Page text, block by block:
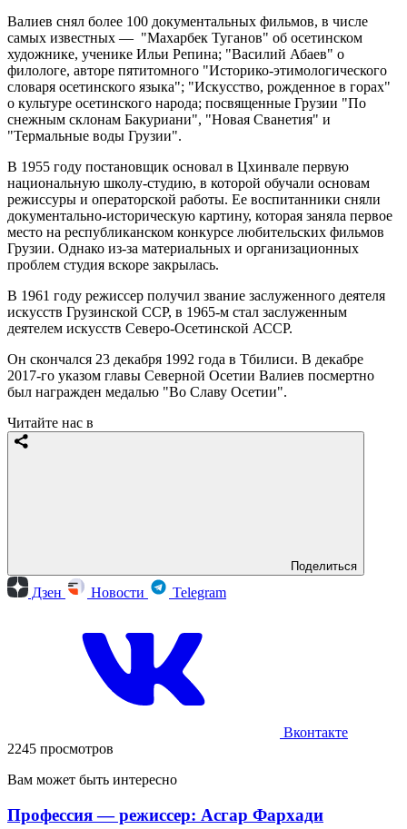
Валиев снял более 100 документальных фильмов, в числе
самых известных — "Махарбек Туганов" об осетинском
художнике, ученике Ильи Репина; "Василий Абаев" о
филологе, авторе пятитомного "Историко-этимологического
словаря осетинского языка"; "Искусство, рожденное в горах"
о культуре осетинского народа; посвященные Грузии "По
снежным склонам Бакуриани", "Новая Сванетия" и
"Термальные воды Грузии".
В 1955 году постановщик основал в Цхинвале первую
национальную школу-студию, в которой обучали основам
режиссуры и операторской работы. Ее воспитанники сняли
документально-историческую картину, которая заняла первое
место на республиканском конкурсе любительских фильмов
Грузии. Однако из-за материальных и организационных
проблем студия вскоре закрылась.
В 1961 году режиссер получил звание заслуженного деятеля
искусств Грузинской ССР, в 1965-м стал заслуженным
деятелем искусств Северо-Осетинской АССР.
Он скончался 23 декабря 1992 года в Тбилиси. В декабре
2017-го указом главы Северной Осетии Валиев посмертно
был награжден медалью "Во Славу Осетии".
Читайте нас в
Поделиться
Дзен Новости Telegram
Вконтакте
2245 просмотров
Вам может быть интересно
Профессия — режиссер: Асгар Фархади